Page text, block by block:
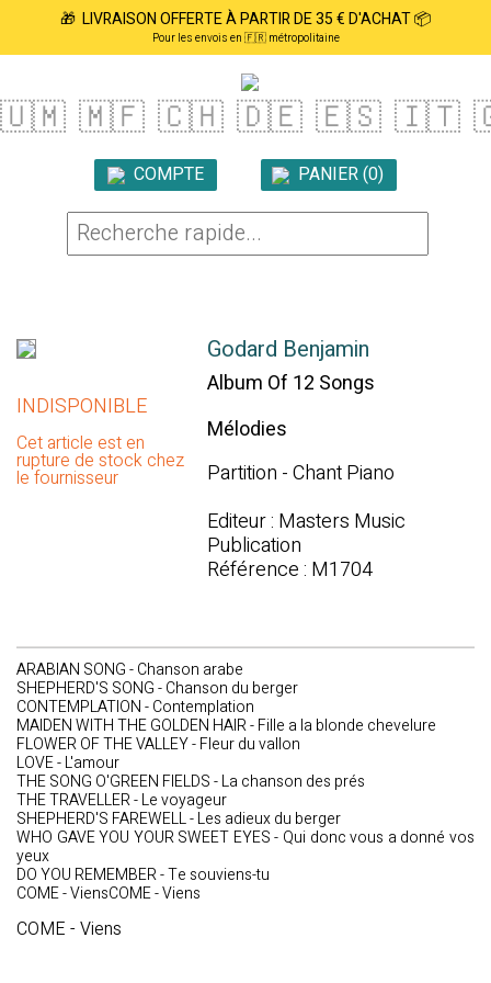
🎁 LIVRAISON OFFERTE À PARTIR DE 35 € D'ACHAT 📦
Pour les envois en 🇫🇷 métropolitaine
🇺🇲 🇲🇫 🇨🇭 🇩🇪 🇪🇸 🇮🇹
COMPTE PANIER (0)
INDISPONIBLE
Cet article est en
rupture de stock chez
le fournisseur
Godard Benjamin
Album Of 12 Songs
Mélodies
Partition - Chant Piano
Editeur : Masters Music
Publication
Référence : M1704
ARABIAN SONG - Chanson arabe
SHEPHERD'S SONG - Chanson du berger
CONTEMPLATION - Contemplation
MAIDEN WITH THE GOLDEN HAIR - Fille a la blonde chevelure
FLOWER OF THE VALLEY - Fleur du vallon
LOVE - L'amour
THE SONG O'GREEN FIELDS - La chanson des prés
THE TRAVELLER - Le voyageur
SHEPHERD'S FAREWELL - Les adieux du berger
WHO GAVE YOU YOUR SWEET EYES - Qui donc vous a donné vos
yeux
DO YOU REMEMBER - Te souviens-tu
COME - ViensCOME - Viens
COME - Viens